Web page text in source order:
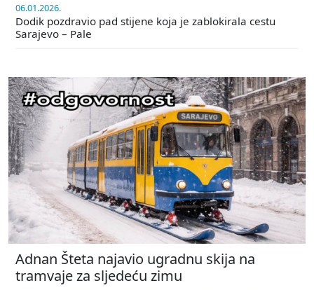
06.01.2026.
Dodik pozdravio pad stijene koja je zablokirala cestu
Sarajevo – Pale
Adnan Šteta najavio ugradnu skija na
tramvaje za sljedeću zimu